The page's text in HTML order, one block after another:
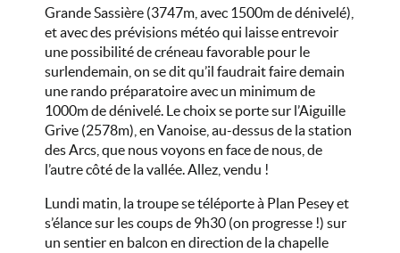
Grande Sassière (3747m, avec 1500m de dénivelé),
et avec des prévisions météo qui laisse entrevoir
une possibilité de créneau favorable pour le
surlendemain, on se dit qu’il faudrait faire demain
une rando préparatoire avec un minimum de
1000m de dénivelé. Le choix se porte sur l’Aiguille
Grive (2578m), en Vanoise, au-dessus de la station
des Arcs, que nous voyons en face de nous, de
l’autre côté de la vallée. Allez, vendu !
Lundi matin, la troupe se téléporte à Plan Pesey et
s’élance sur les coups de 9h30 (on progresse !) sur
un sentier en balcon en direction de la chapelle